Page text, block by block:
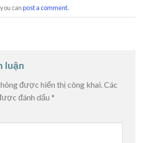
canpost a comment.
luận
được hiển thị công khai.Các
đánh dấu *